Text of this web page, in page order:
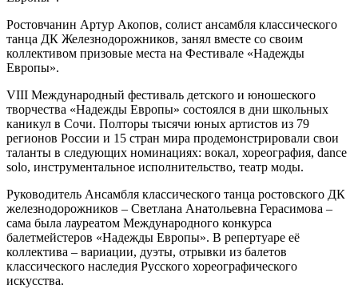
Ростовчанин Артур Акопов, солист ансамбля классического
танца ДК Железнодорожников, занял вместе со своим
коллективом призовые места на Фестивале «Надежды
Европы».
VIII Международный фестиваль детского и юношеского
творчества «Надежды Европы» состоялся в дни школьных
каникул в Сочи. Полторы тысячи юных артистов из 79
регионов России и 15 стран мира продемонстрировали свои
таланты в следующих номинациях: вокал, хореография, dance
solo, инструментальное исполнительство, театр моды.
Руководитель Ансамбля классического танца ростовского ДК
железнодорожников – Светлана Анатольевна Герасимова –
сама была лауреатом Международного конкурса
балетмейстеров «Надежды Европы». В репертуаре её
коллектива – вариации, дуэты, отрывки из балетов
классического наследия Русского хореографического
искусства.